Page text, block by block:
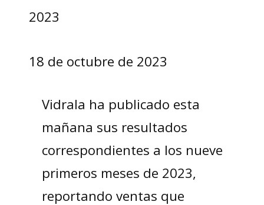
2023
18 de octubre de 2023
Vidrala ha publicado esta
mañana sus resultados
correspondientes a los nueve
primeros meses de 2023,
reportando ventas que